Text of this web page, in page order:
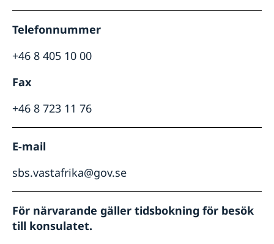
Telefonnummer
+46 8 405 10 00
Fax
+46 8 723 11 76
E-mail
sbs.vastafrika@gov.se
För närvarande gäller tidsbokning för besök
till konsulatet.